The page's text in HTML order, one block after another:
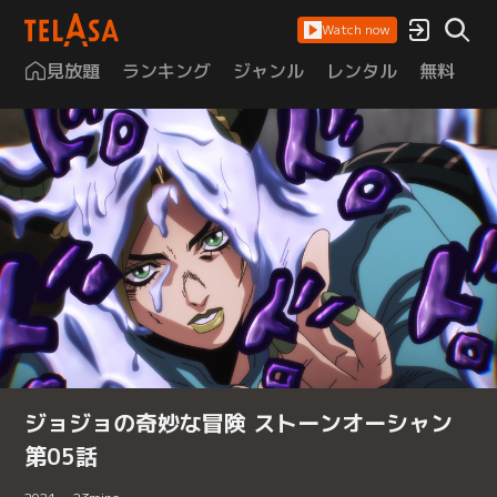
Watch now
見放題 ランキング ジャンル レンタル 無料
ジョジョの奇妙な冒険 ストーンオーシャン
第05話